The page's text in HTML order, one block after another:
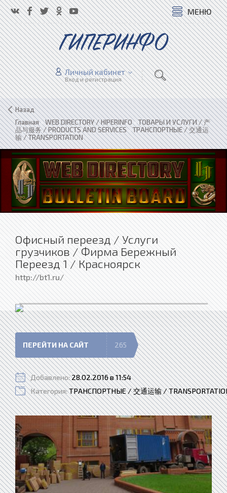
МЕНЮ
ГИПЕРИНФО
Личный кабинет
Вход и регистрация
Назад
Главная»WEB DIRECTORY / HIPERINFO»ТОВАРЫ И УСЛУГИ / 产
品与服务 / PRODUCTS AND SERVICES»ТРАНСПОРТНЫЕ / 交通运
输 / TRANSPORTATION
Офисный переезд / Услуги
грузчиков / Фирма Бережный
Переезд 1 / Красноярск
http://bt1.ru/
ПЕРЕЙТИ НА САЙТ 265
Добавлено:28.02.2016 в 11:54
Категория:ТРАНСПОРТНЫЕ / 交通运输 /